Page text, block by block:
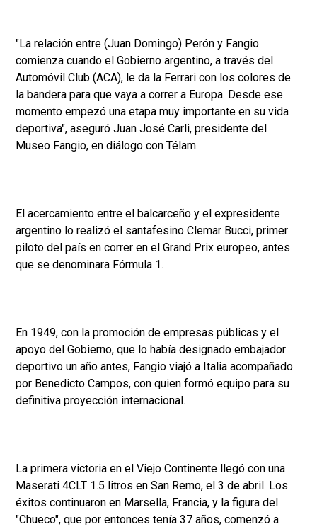
"La relación entre (Juan Domingo) Perón y Fangio
comienza cuando el Gobierno argentino, a través del
Automóvil Club (ACA), le da la Ferrari con los colores de
la bandera para que vaya a correr a Europa. Desde ese
momento empezó una etapa muy importante en su vida
deportiva", aseguró Juan José Carli, presidente del
Museo Fangio, en diálogo con Télam.
El acercamiento entre el balcarceño y el expresidente
argentino lo realizó el santafesino Clemar Bucci, primer
piloto del país en correr en el Grand Prix europeo, antes
que se denominara Fórmula 1.
En 1949, con la promoción de empresas públicas y el
apoyo del Gobierno, que lo había designado embajador
deportivo un año antes, Fangio viajó a Italia acompañado
por Benedicto Campos, con quien formó equipo para su
definitiva proyección internacional.
La primera victoria en el Viejo Continente llegó con una
Maserati 4CLT 1.5 litros en San Remo, el 3 de abril. Los
éxitos continuaron en Marsella, Francia, y la figura del
"Chueco", que por entonces tenía 37 años, comenzó a